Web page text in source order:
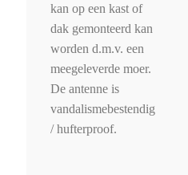
kan op een kast of
dak gemonteerd kan
worden d.m.v. een
meegeleverde moer.
De antenne is
vandalismebestendig
/ hufterproof.